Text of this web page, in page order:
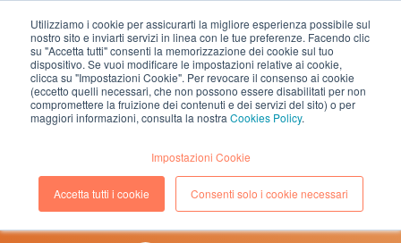
Utilizziamo i cookie per assicurarti la migliore esperienza possibile sul
nostro sito e inviarti servizi in linea con le tue preferenze. Facendo clic
su "Accetta tutti" consenti la memorizzazione dei cookie sul tuo
dispositivo. Se vuoi modificare le impostazioni relative ai cookie,
clicca su "Impostazioni Cookie". Per revocare il consenso ai cookie
(eccetto quelli necessari, che non possono essere disabilitati per non
compromettere la fruizione dei contenuti e dei servizi del sito) o per
maggiori informazioni, consulta la nostra Cookies Policy.
Impostazioni Cookie
Accetta tutti i cookie Consenti solo i cookie necessari
EN IT
KIRATECH SARÀ CON GITHUB
ALL’AWS SUMMIT